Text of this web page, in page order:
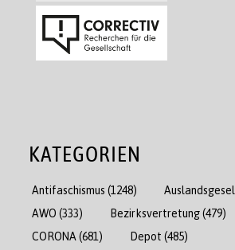
KATEGORIEN
Antifaschismus (1248)
AWO (333) Bezirksvertretung(479)
CORONA (681) Depot (485)